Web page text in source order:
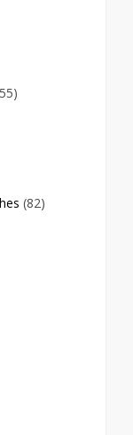
(82)